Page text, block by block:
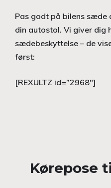
Pas godt på bilens
din autostol. Vi giver dig
sædebeskyttelse – de
først:
[REXULTZ id=”2968″]
Kørepose